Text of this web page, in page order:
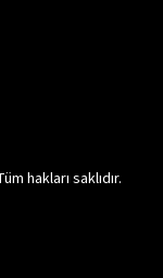
hakları saklıdır.